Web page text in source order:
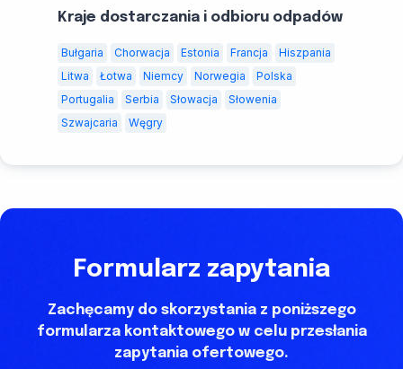
Kraje dostarczania i odbioru odpadów
Bułgaria Chorwacja Estonia Francja
Hiszpania
Litwa
Łotwa Niemcy Norwegia
Polska
Portugalia
Serbia Słowacja
Słowenia
Szwajcaria
Węgry
Formularz zapytania
Zachęcamy do skorzystania z poniższego
formularza kontaktowego w celu przesłania
zapytania ofertowego.